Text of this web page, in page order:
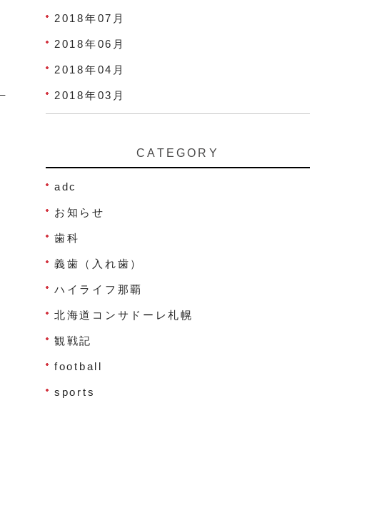
2018年07月
2018年06月
2018年04月
2018年03月
CATEGORY
adc
お知らせ
歯科
義歯（入れ歯）
ハイライフ那覇
北海道コンサドーレ札幌
観戦記
football
sports